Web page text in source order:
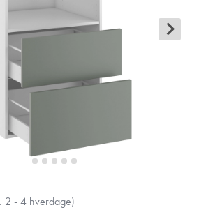
2 - 4 hverdage)